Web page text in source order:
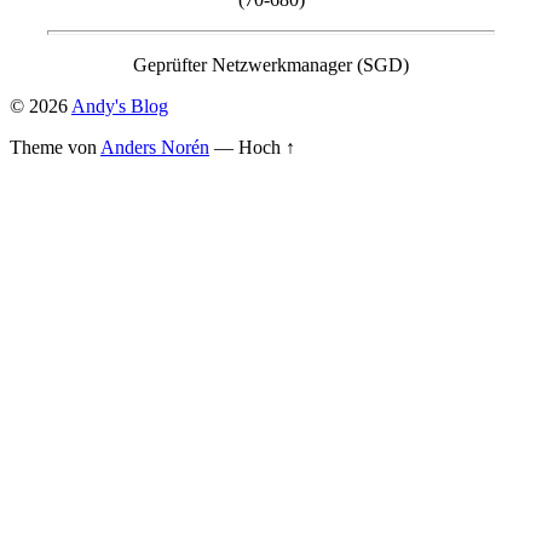
Geprüfter Netzwerkmanager (SGD)
© 2026 Andy's Blog
Theme von Anders Norén — Hoch ↑